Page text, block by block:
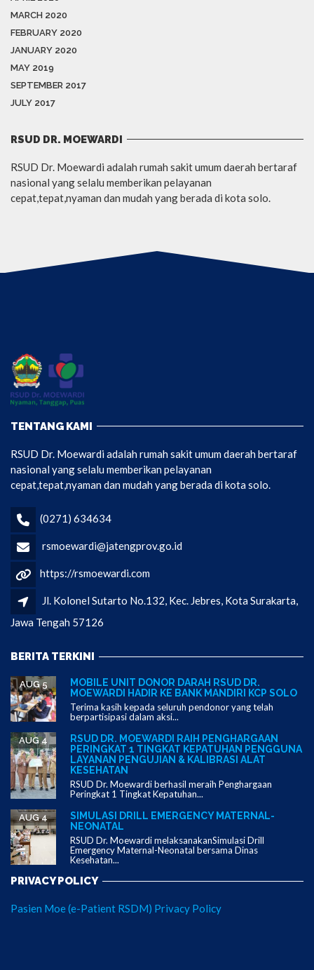
MARCH 2020
FEBRUARY 2020
JANUARY 2020
MAY 2019
SEPTEMBER 2017
JULY 2017
RSUD DR. MOEWARDI
RSUD Dr. Moewardi adalah rumah sakit umum daerah bertaraf
nasional yang selalu memberikan pelayanan
cepat,tepat,nyaman dan mudah yang berada di kota solo.
TENTANG KAMI
RSUD Dr. Moewardi adalah rumah sakit umum daerah bertaraf
nasional yang selalu memberikan pelayanan
cepat,tepat,nyaman dan mudah yang berada di kota solo.
(0271) 634634
rsmoewardi@jatengprov.go.id
https://rsmoewardi.com
Jl. Kolonel Sutarto No.132, Kec. Jebres, Kota Surakarta,
Jawa Tengah 57126
BERITA TERKINI
MOBILE UNIT DONOR DARAH RSUD DR.
MOEWARDI HADIR KE BANK MANDIRI KCP SOLO
AUG 5
Terima kasih kepada seluruh pendonor yang telah
berpartisipasi dalam aksi...
RSUD DR. MOEWARDI RAIH PENGHARGAAN
PERINGKAT 1 TINGKAT KEPATUHAN PENGGUNA
LAYANAN PENGUJIAN & KALIBRASI ALAT
KESEHATAN
AUG 4
RSUD Dr. Moewardi berhasil meraih Penghargaan
Peringkat 1 Tingkat Kepatuhan...
SIMULASI DRILL EMERGENCY MATERNAL-
NEONATAL
AUG 4
RSUD Dr. Moewardi melaksanakanSimulasi Drill
Emergency Maternal-Neonatal bersama Dinas
Kesehatan...
PRIVACY POLICY
Pasien Moe (e-Patient RSDM) Privacy Policy